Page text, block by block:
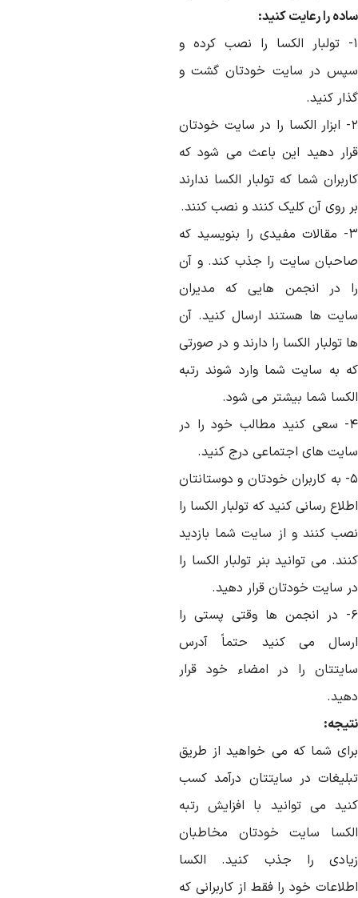
را رعایت کنید:
۱- تولبار الکسا را نصب کرده و
در سایت خودتان گشت و
کنید.
۲- ابزار الکسا را در سایت خودتان
دهید این باعث می شود که
شما که تولبار الکسا ندارند
روی آن کلیک کنند و نصب کنند.
۳- مقالات مفیدی را بنویسید که
سایت را جذب کند. و آن
در انجمن هایی که مدیران
ها هستند ارسال کنید. آن
تولبار الکسا را دارند و در صورتی
به سایت شما وارد شوند رتبه
شما بیشتر می شود.
۴- سعی کنید مطالب خود را در
های اجتماعی درج کنید.
۵- به کاربران خودتان و دوستانتان
رسانی کنید که تولبار الکسا را
کنند و از سایت شما بازدید
می توانید بنر تولبار الکسا را
سایت خودتان قرار دهید.
۶- در انجمن ها وقتی پستی را
می کنید حتماً آدرس
را در امضاء خود قرار
شما که می خواهید از طریق
در سایتتان درآمد کسب
می توانید با افزایش رتبه
سایت خودتان مخاطبان
را جذب کنید. الکسا
خود را فقط از کاربرانی که